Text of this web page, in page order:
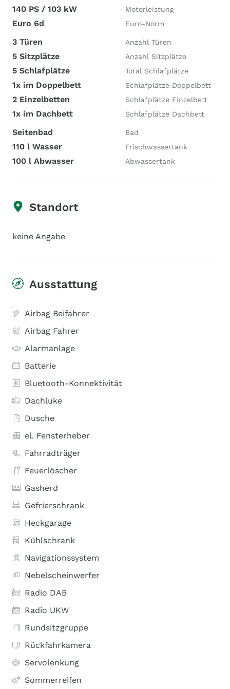
140 PS / 103 kW Motorleistung
Euro 6d Euro-Norm
3 Türen Anzahl Türen
5 Sitzplätze Anzahl Sitzplätze
5 Schlafplätze Total Schlafplätze
1x im Doppelbett Schlafplätze Doppelbett
2 Einzelbetten Schlafplätze Einzelbett
1x im Dachbett Schlafplätze Dachbett
Seitenbad Bad
110 l Wasser Frischwassertank
100 l Abwasser Abwassertank
Standort
keine Angabe
Ausstattung
Airbag Beifahrer
Airbag Fahrer
Alarmanlage
Batterie
Bluetooth-Konnektivität
Dachluke
Dusche
el. Fensterheber
Fahrradträger
Feuerlöscher
Gasherd
Gefrierschrank
Heckgarage
Kühlschrank
Navigationssystem
Nebelscheinwerfer
Radio DAB
Radio UKW
Rundsitzgruppe
Rückfahrkamera
Servolenkung
Sommerreifen